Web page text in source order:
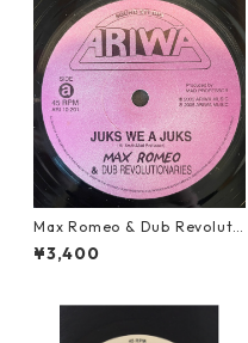
Max Romeo & Dub Revoluti
onaries - Juks We A Juks【1
0-90000】
¥3,400